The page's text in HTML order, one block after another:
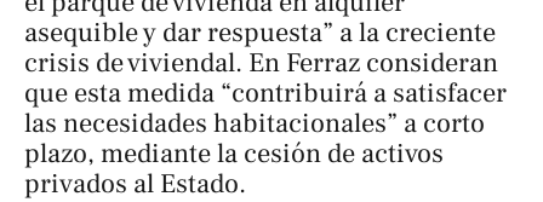
asequible y dar respuesta” a la creciente
crisis de viviendal. En Ferraz consideran
que esta medida “contribuirá a satisfacer
las necesidades habitacionales” a corto
plazo, mediante la cesión de activos
privados al Estado.